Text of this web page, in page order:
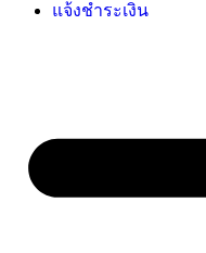
แจ้งชำระเงิน